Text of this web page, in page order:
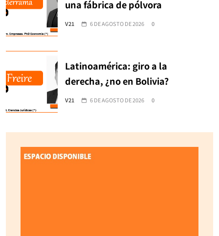
una fábrica de pólvora
V21 6 DE AGOSTO DE 2026 0
Latinoamérica: giro a la
derecha, ¿no en Bolivia?
V21 6 DE AGOSTO DE 2026 0